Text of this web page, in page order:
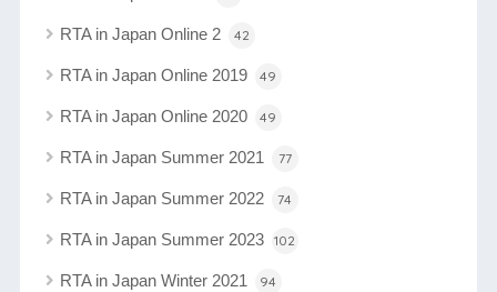
RTA in Japan Online 2 42
RTA in Japan Online 2019 49
RTA in Japan Online 2020 49
RTA in Japan Summer 2021 77
RTA in Japan Summer 2022 74
RTA in Japan Summer 2023 102
RTA in Japan Winter 2021 94